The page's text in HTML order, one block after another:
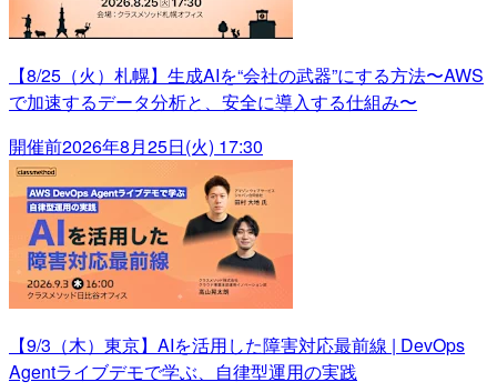
【8/25（火）札幌】生成AIを“会社の武器”にする方法〜AWS
で加速するデータ分析と、安全に導入する仕組み〜
開催前2026年8月25日(火) 17:30
【9/3（木）東京】AIを活用した障害対応最前線 | DevOps
Agentライブデモで学ぶ、自律型運用の実践